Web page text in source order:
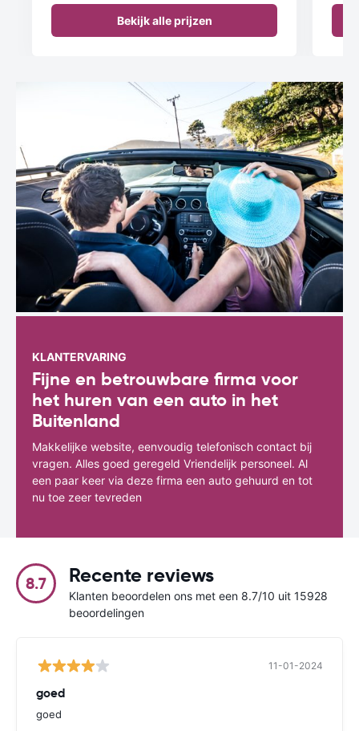
Bekijk alle prijzen
KLANTERVARING
Fijne en betrouwbare firma voor
het huren van een auto in het
Buitenland
Makkelijke website, eenvoudig telefonisch contact bij
vragen. Alles goed geregeld Vriendelijk personeel. Al
een paar keer via deze firma een auto gehuurd en tot
nu toe zeer tevreden
8.7 Recente reviews
Klanten beoordelen ons met een 8.7/10 uit 15928
beoordelingen
11-01-2024
goed
goed